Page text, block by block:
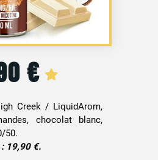
€
Creek / LiquidArom,
chocolat blanc,
50.
19,90 €.